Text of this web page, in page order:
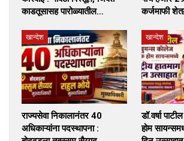
काडतूसासह पारोळ्यातील…
कर्जमाफी
खान्देश
राज्यसेवा निकालानंतर 40
अधिकाऱ्यांना पदस्थापना :
खान्देश
डॉ.वर्षा
होम